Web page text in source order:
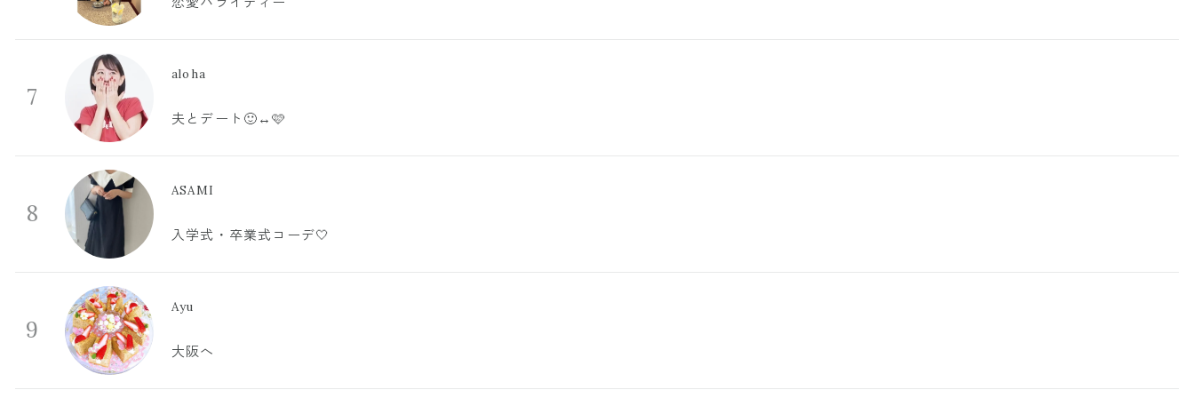
7
aloha
夫とデート🙂‍↔️🩷
8
ASAMI
入学式・卒業式コーデ🤍
9
Ayu
大阪へ